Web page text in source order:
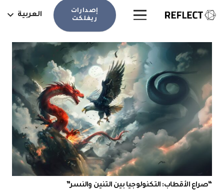
إصدارات
ريفلكت
العربية
“صراع الأقطاب: التكنولوجيا بين التنين والنسر”